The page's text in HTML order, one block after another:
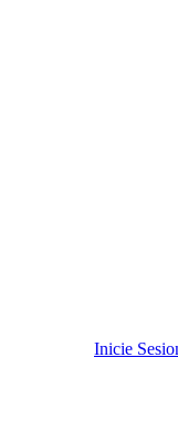
Inicie